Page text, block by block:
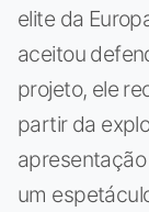
elite da
aceitou
projeto, ele
partir da
um